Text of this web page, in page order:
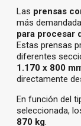
Las prensas
más
para procesar
Estas prensas
diferentes
1.170 x 800
directamente
En función del
seleccionada,
870 kg.